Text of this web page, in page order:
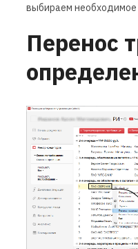
выбираем необходимое
Перенос